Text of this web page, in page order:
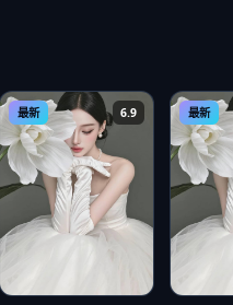
最新 6.9 最新